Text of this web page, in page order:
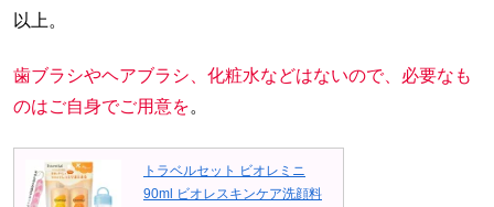
以上。
歯ブラシやヘアブラシ、化粧水などはないので、必要なも
のはご自身でご用意を。
トラベルセット ビオレミニ
90ml ビオレスキンケア洗顔料